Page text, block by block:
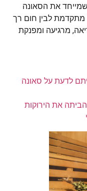
את הסאונה
מתקדמת לבין חום רך
מרגיעה ומפנקת
לדעת על סאונה
את הירוקות